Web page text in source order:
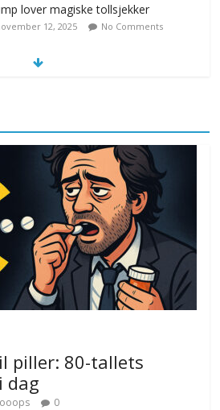
lover magiske tollsjekker
12, 2025 No Comments
stopper flytrafikken i Stockholm,
mistenker MDG
november 6, 2025 No Comments
innfører nullvisjon for nedbør
23, 2026 No Comments
piller: 80-tallets
dag
ooops 0